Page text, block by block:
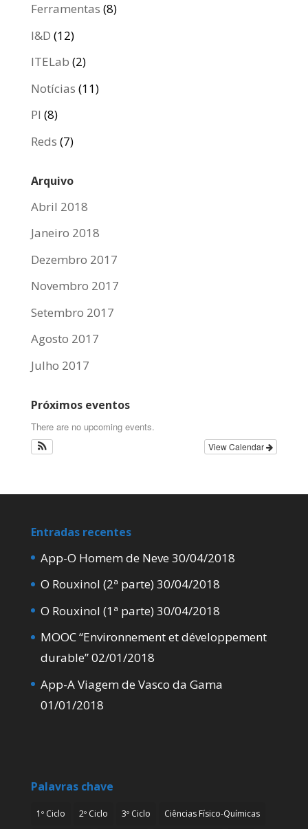
Ferramentas (8)
I&D (12)
ITELab (2)
Notícias (11)
PI (8)
Reds (7)
Arquivo
Abril 2018
Janeiro 2018
Dezembro 2017
Novembro 2017
Setembro 2017
Agosto 2017
Julho 2017
Próximos eventos
There are no upcoming events.
View Calendar
Entradas recentes
App-O Homem de Neve 30/04/2018
O Rouxinol (2ª parte)30/04/2018
O Rouxinol (1ª parte)30/04/2018
MOOC “Environnement et développement
durable”02/01/2018
App-A Viagem de Vasco da Gama
01/01/2018
Palavras chave
1º Ciclo 2º Ciclo 3º Ciclo Ciências Físico-Químicas